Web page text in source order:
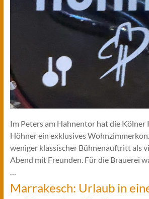
Im Peters am Hahnentor hat die Kölner
Höhner ein exklusives
weniger klassischer Bühnenauftritt als
Abend mit Freunden. Für die Brauerei
…
Marrakesch: Urlaub in